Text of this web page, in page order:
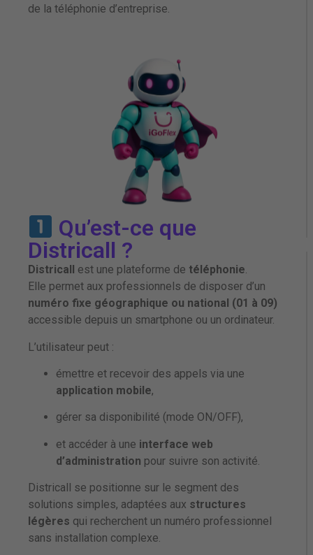
de la téléphonie d’entreprise.
Qu’est-ce que
Districall ?
Districall est une plateforme de téléphonie.
Elle permet aux professionnels de disposer d’un
numéro fixe géographique ou national (01 à 09)
accessible depuis un smartphone ou un ordinateur.
L’utilisateur peut :
émettre et recevoir des appels via une
application mobile,
gérer sa disponibilité (mode ON/OFF),
et accéder à une interface web
d’administration pour suivre son activité.
Districall se positionne sur le segment des
solutions simples, adaptées aux structures
légères qui recherchent un numéro professionnel
sans installation complexe.